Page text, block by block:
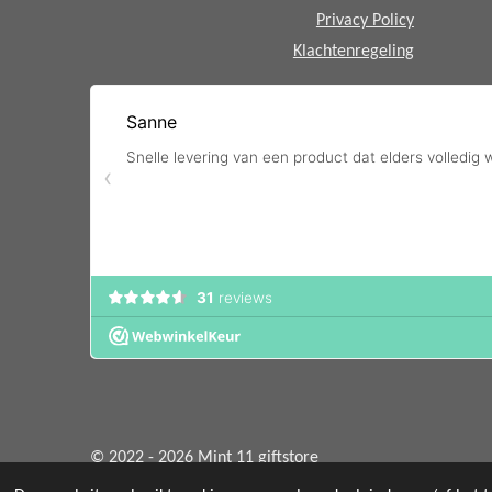
Privacy Policy
Klachtenregeling
© 2022 - 2026 Mint 11 giftstore